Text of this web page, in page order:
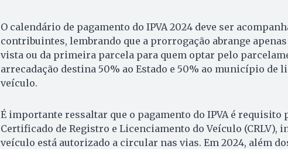
O calendário de pagamento do IPVA 2024 deve ser
contribuintes, lembrando que a prorrogação abrange
vista ou da primeira parcela para quem optar pelo
arrecadação destina 50% ao Estado e 50% ao município de
veículo.
É importante ressaltar que o pagamento do IPVA é requisito
Certificado de Registro e Licenciamento do Veículo (CRLV),
veículo está autorizado a circular nas vias. Em 2024, além